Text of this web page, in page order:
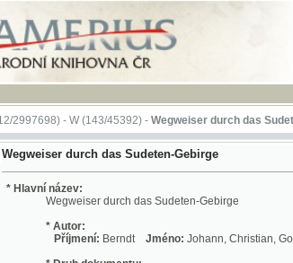
-W (143/45392)-Wegweiser durch das Sudeten-
durch das Sudeten-Gebirge
název:
Wegweiser durch das Sudeten-Gebirge
* Autor:
* Druh dokumentu: